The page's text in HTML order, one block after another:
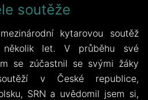
soutěže
kytarovou soutěž
let. V průběhu své
se zúčastnil se svými žáky
v České republice,
SRN a uvědomil jsem si,